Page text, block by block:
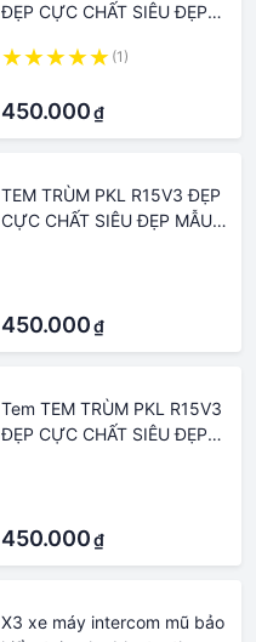
ĐẸP CỰC CHẤT SIÊU ĐẸP
CHUYỂN ĐC SANG XE KHÁC
NHÉ
(1)
450.000₫
TEM TRÙM PKL R15V3 ĐẸP
CỰC CHẤT SIÊU ĐẸP MẪU
450.000₫
Tem TEM TRÙM PKL R15V3
ĐẸP CỰC CHẤT SIÊU ĐẸP
NHÉ
450.000₫
X3 xe máy intercom mũ bảo